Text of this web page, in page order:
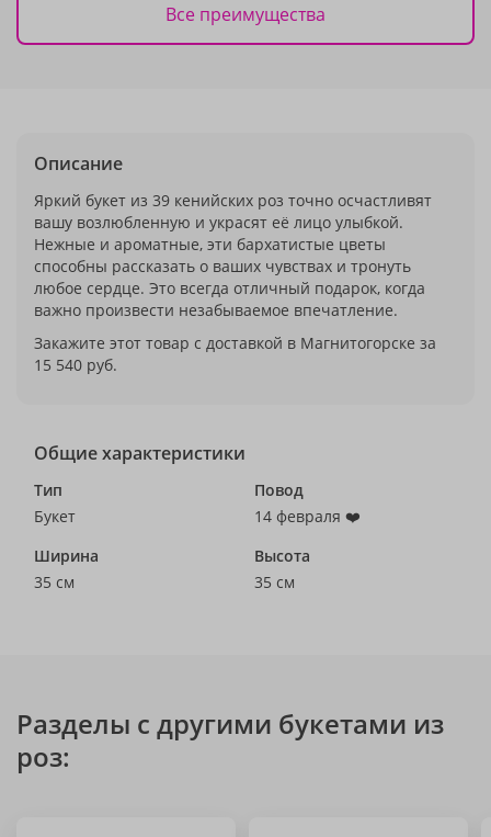
Все преимущества
Описание
Яркий букет из 39 кенийских роз точно осчастливят
вашу возлюбленную и украсят её лицо улыбкой.
Нежные и ароматные, эти бархатистые цветы
способны рассказать о ваших чувствах и тронуть
любое сердце. Это всегда отличный подарок, когда
важно произвести незабываемое впечатление.
Закажите этот товар с доставкой в Магнитогорске за
15 540 руб.
Общие характеристики
Тип
Букет
Повод
14 февраля ❤️
Ширина
35 см
Высота
35 см
Разделы с другими букетами из
роз: